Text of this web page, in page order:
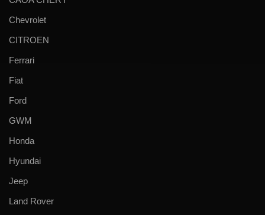
Chevrolet
CITROEN
Ferrari
Fiat
Ford
GWM
Honda
Hyundai
Jeep
Land Rover